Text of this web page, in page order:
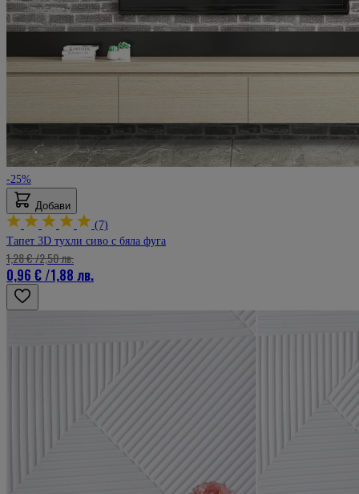
-25%
Добави
(7)
Тапет 3D тухли сиво с бяла фуга
0,96 € /1,88 лв.
1,28 €/2,50 лв.